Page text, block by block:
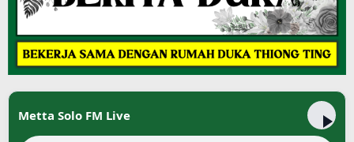
Metta Solo FM Live